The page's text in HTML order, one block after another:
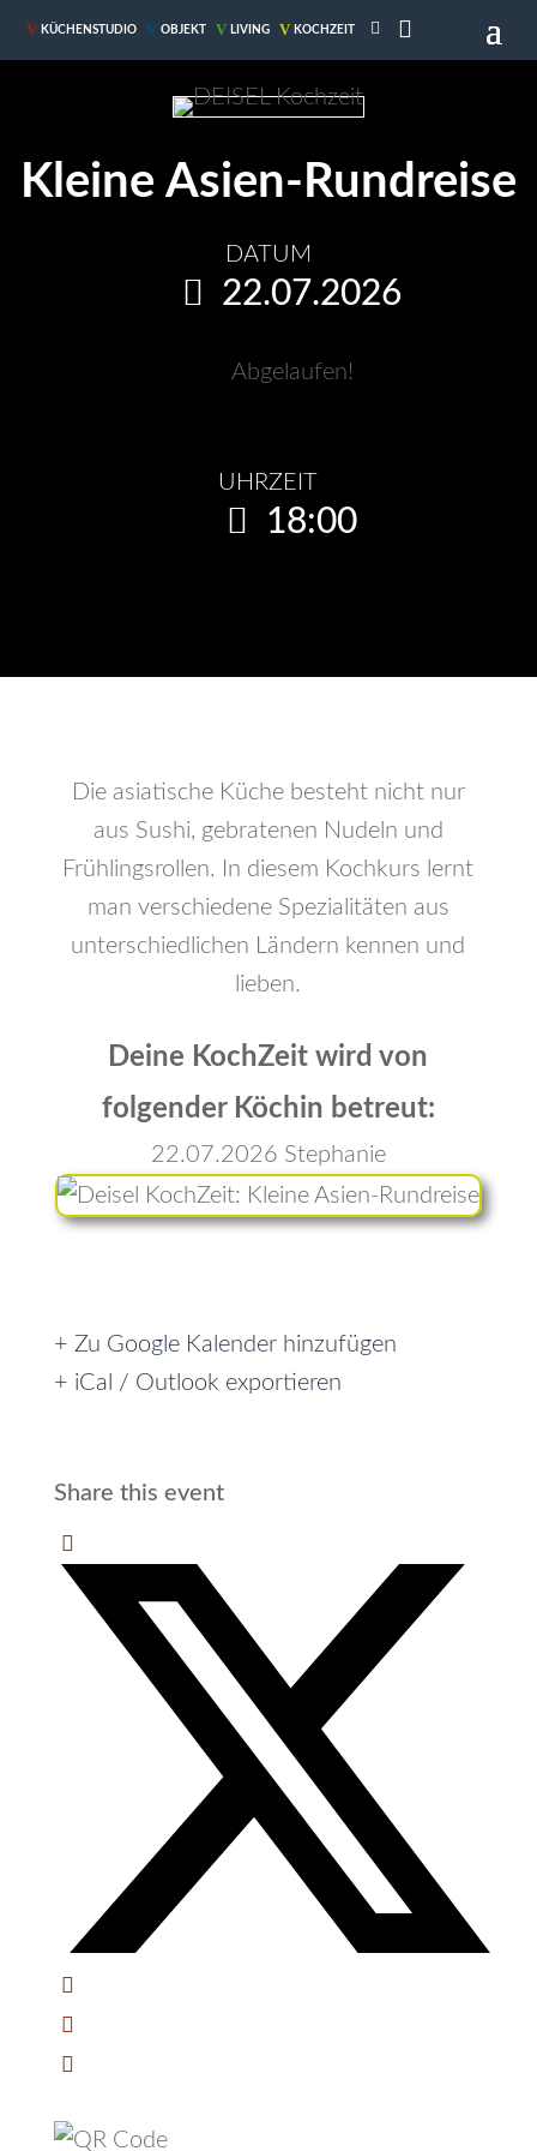
Kleine Asien-Rundreise
DATUM
22.07.2026
Abgelaufen!
UHRZEIT
18:00
Die asiatische Küche besteht nicht nur
aus Sushi, gebratenen Nudeln und
Frühlingsrollen. In diesem Kochkurs lernt
man verschiedene Spezialitäten aus
unterschiedlichen Ländern kennen und
lieben.
Deine KochZeit wird von
folgender Köchin betreut:
22.07.2026 Stephanie
+ Zu Google Kalender hinzufügen
+ iCal / Outlook exportieren
Share this event
V KÜCHENSTUDIO V OBJEKT V LIVING V KOCHZEIT 